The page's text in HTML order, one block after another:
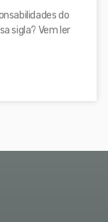
do
sigla? Vem ler